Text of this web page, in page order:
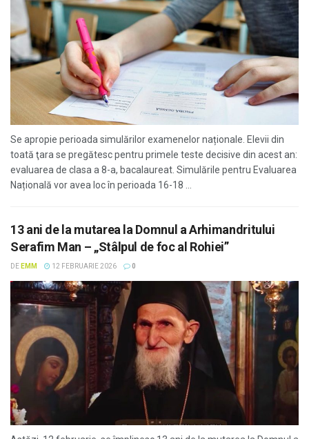
Se apropie perioada simulărilor examenelor naționale. Elevii din
toată ţara se pregătesc pentru primele teste decisive din acest an:
evaluarea de clasa a 8-a, bacalaureat. Simulările pentru Evaluarea
Națională vor avea loc în perioada 16-18 ...
13 ani de la mutarea la Domnul a Arhimandritului
Serafim Man – „Stâlpul de foc al Rohiei”
DE EMM 12 FEBRUARIE 2026 0